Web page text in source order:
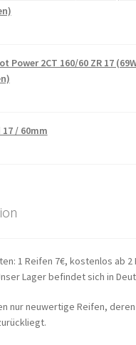
Power 2CT 160/60 ZR 17
/ 60mm
1 Reifen 7€, kostenlos ab 2
Lager befindet sich in
nur neuwertige Reifen,